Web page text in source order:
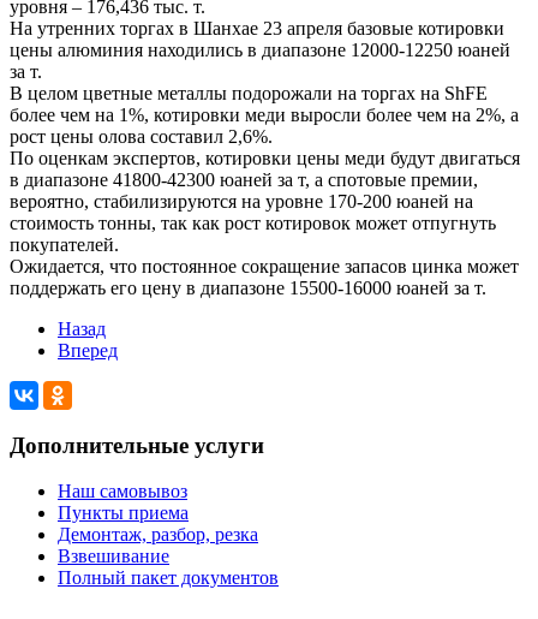
уровня – 176,436 тыс. т.
На утренних торгах в Шанхае 23 апреля базовые котировки
цены алюминия находились в диапазоне 12000-12250 юаней
за т.
В целом цветные металлы подорожали на торгах на ShFE
более чем на 1%, котировки меди выросли более чем на 2%, а
рост цены олова составил 2,6%.
По оценкам экспертов, котировки цены меди будут двигаться
в диапазоне 41800-42300 юаней за т, а спотовые премии,
вероятно, стабилизируются на уровне 170-200 юаней на
стоимость тонны, так как рост котировок может отпугнуть
покупателей.
Ожидается, что постоянное сокращение запасов цинка может
поддержать его цену в диапазоне 15500-16000 юаней за т.
Назад
Вперед
Дополнительные услуги
Наш самовывоз
Пункты приема
Демонтаж, разбор, резка
Взвешивание
Полный пакет документов